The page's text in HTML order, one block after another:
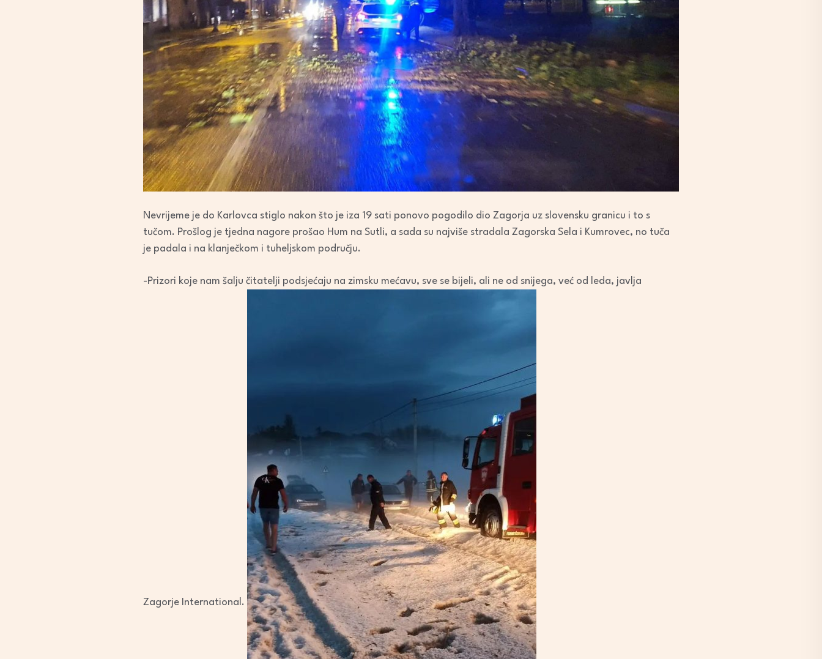
Nevrijeme je do Karlovca stiglo nakon što je iza 19 sati ponovo pogodilo dio Zagorja uz slovensku granicu i to s
tučom. Prošlog je tjedna nagore prošao Hum na Sutli, a sada su najviše stradala Zagorska Sela i Kumrovec, no tuča
je padala i na klanječkom i tuheljskom području.
-Prizori koje nam šalju čitatelji podsjećaju na zimsku mećavu, sve se bijeli, ali ne od snijega, već od leda, javlja
Zagorje International.